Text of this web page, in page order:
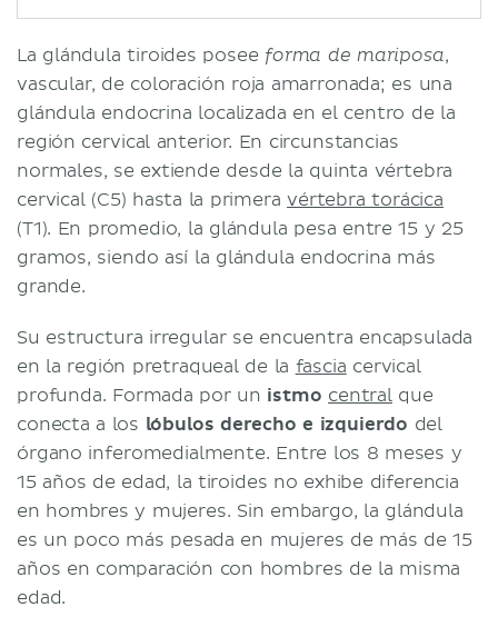
La glándula tiroides posee forma de mariposa,
vascular, de coloración roja amarronada; es una
glándula endocrina localizada en el centro de la
región cervical anterior. En circunstancias
normales, se extiende desde la quinta vértebra
cervical (C5) hasta la primeravértebra torácica
(T1). En promedio, la glándula pesa entre 15 y 25
gramos, siendo así la glándula endocrina más
grande.
Su estructura irregular se encuentra encapsulada
en la región pretraqueal de la fascia cervical
profunda. Formada por un istmo centralque
conecta a los lóbulos derecho e izquierdo del
órgano inferomedialmente. Entre los 8 meses y
15 años de edad, la tiroides no exhibe diferencia
en hombres y mujeres. Sin embargo, la glándula
es un poco más pesada en mujeres de más de 15
años en comparación con hombres de la misma
edad.